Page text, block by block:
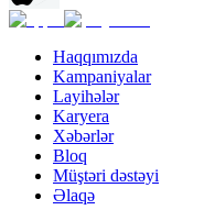
Haqqımızda
Kampaniyalar
Layihələr
Karyera
Xəbərlər
Bloq
Müştəri dəstəyi
Əlaqə